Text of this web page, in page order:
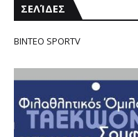
ΣΕΛΊΔΕΣ
ΒΙΝΤΕΟ SPORTV